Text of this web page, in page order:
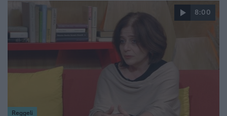
foglalkoznia. Ezért is érzi úgy, hogy a social médiában
nagy követőtáborral rendelkező embereknek felelőssége
van a fiatalok lelki fejlődésében. Yamina az egymásra
figyelés fontosságáról beszélt a Reggeliben.
8:00
Reggeli